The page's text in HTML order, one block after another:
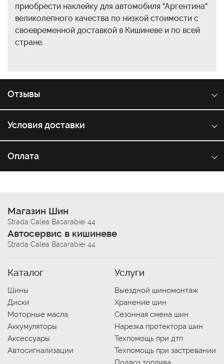
приобрести наклейку для автомобиля "Аргентина"
великолепного качества по низкой стоимости с
своевременной доставкой в Кишиневе и по всей
стране.
Отзывы
Условия доставки
Оплата
Магазин Шин
Strada Calea Basarabiei 44
Автосервис в кишиневе
Strada Calea Basarabiei 44
Каталог
Шины
Диски
Моторные масла
Аккумуляторы
Аксессуары
Автосигнализации
Услуги
Выездной шиномонтаж
Хранение шин
Сезонная смена шин
Нарезка протектора шин
Техпомощь при дтп
Техпомощь при застревании